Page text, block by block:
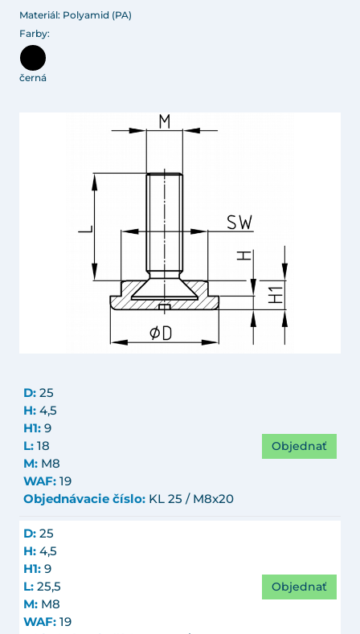
Materiál: Polyamid (PA)
Farby:
černá
D: 25
H: 4,5
H1: 9
L: 18
M: M8
WAF: 19
Objednávacie číslo: KL 25 / M8x20
Objednať
D: 25
H: 4,5
H1: 9
L: 25,5
M: M8
WAF: 19
Objednať